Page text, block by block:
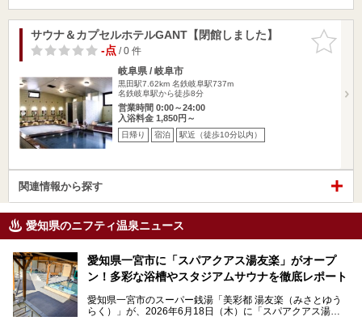
お気に入
りに追加
サウナ＆カプセルホテルGANT【閉館しました】
-点/ 0 件
岐阜県 / 岐阜市
黒田駅7.62km 名鉄岐阜駅737m
名鉄岐阜駅から徒歩8分
営業時間 0:00～24:00
入浴料金 1,850円～
日帰り 宿泊 駅近（徒歩10分以内）
関連情報から探す
愛知県のニフティ温泉ニュース
愛知県一宮市に「スパアクアス湯友楽」がオープ
ン！多彩な浴槽やスタジアムサウナを徹底レポート
愛知県一宮市のスーパー銭湯「美彩都 湯友楽（みさとゆう
らく）」が、2026年6月18日（木）に「スパアクアス湯友